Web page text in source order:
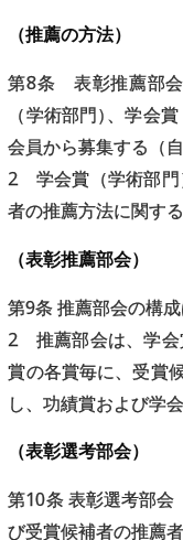
（推薦の方法）
第8条 表彰推薦部会
（学術部門）、学会
会員から募集する（
2 学会賞（学術部門
者の推薦方法に関す
（表彰推薦部会）
第9条 推薦部会の構
2 推薦部会は、学会
賞の各賞毎に、受賞
し、功績賞および学
（表彰選考部会）
第10条 表彰選考部会
び受賞候補者の推薦